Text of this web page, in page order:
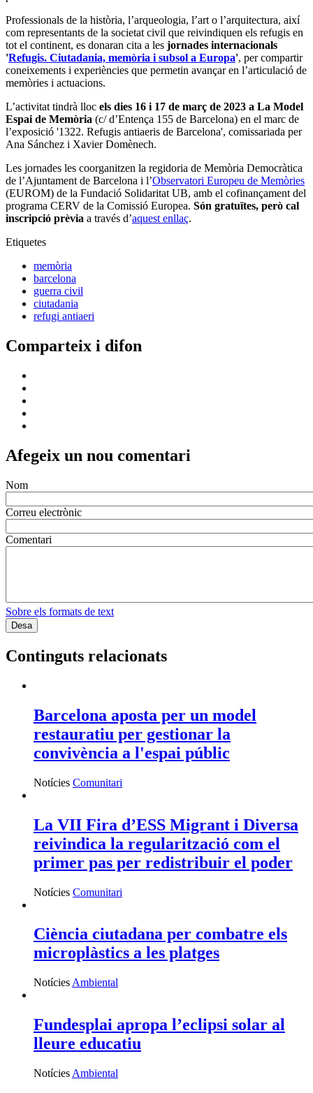
Professionals de la història, l’arqueologia, l’art o l’arquitectura, així
com representants de la societat civil que reivindiquen els refugis en
tot el continent, es donaran cita a les jornades internacionals
'Refugis. Ciutadania, memòria i subsol a Europa', per compartir
coneixements i experiències que permetin avançar en l’articulació de
memòries i actuacions.
L’activitat tindrà lloc els dies 16 i 17 de març de 2023 a La Model
Espai de Memòria (c/ d’Entença 155 de Barcelona) en el marc de
l’exposició '1322. Refugis antiaeris de Barcelona', comissariada per
Ana Sánchez i Xavier Domènech.
Les jornades les coorganitzen la regidoria de Memòria Democràtica
de l’Ajuntament de Barcelona i l’Observatori Europeu de Memòries
(EUROM) de la Fundació Solidaritat UB, amb el cofinançament del
programa CERV de la Comissió Europea. Són gratuïtes, però cal
inscripció prèvia a través d’aquest enllaç.
Etiquetes
memòria
barcelona
guerra civil
ciutadania
refugi antiaeri
Comparteix i difon
Afegeix un nou comentari
Nom
Correu electrònic
Comentari
Sobre els formats de text
Continguts relacionats
Barcelona aposta per un model
restauratiu per gestionar la
convivència a l'espai públic
Notícies Comunitari
La VII Fira d’ESS Migrant i Diversa
reivindica la regularització com el
primer pas per redistribuir el poder
Notícies Comunitari
Ciència ciutadana per combatre els
microplàstics a les platges
Notícies Ambiental
Fundesplai apropa l’eclipsi solar al
lleure educatiu
Notícies Ambiental